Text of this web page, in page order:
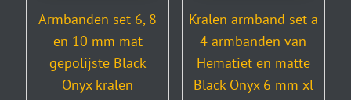
Armbanden set 6, 8
en 10 mm mat
gepolijste Black
Onyx kralen
Kralen armband set a
4 armbanden van
Hematiet en matte
Black Onyx 6 mm xl